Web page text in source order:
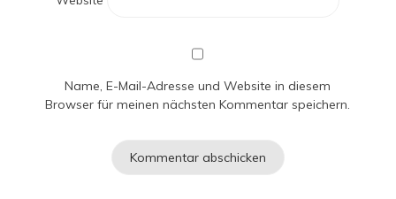
Name, E-Mail-Adresse und Website in diesem
Browser für meinen nächsten Kommentar speichern.